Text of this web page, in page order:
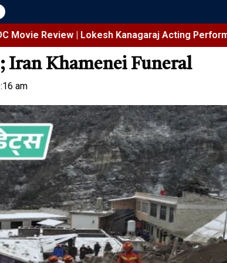
| Lokesh Kanagaraj Acting Performance
Iran Khamenei Funeral
am
Jansarokar Bharat
Delhi High Court Stays
FSSAI Ban on Dabur Pure
Natural Products
August 7, 2026 / 3:28 pm
DC Movie
Kanagaraj
Film